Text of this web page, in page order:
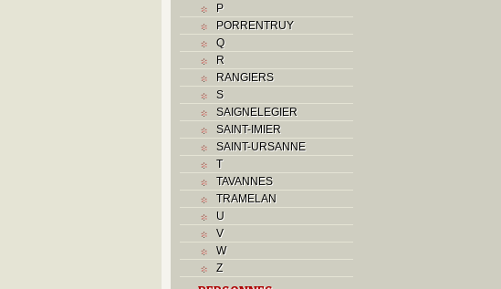
U
P
PORRENTRUY
Q
R
RANGIERS
S
SAIGNELEGIER
SAINT-IMIER
SAINT-URSANNE
T
TAVANNES
TRAMELAN
U
V
W
Z